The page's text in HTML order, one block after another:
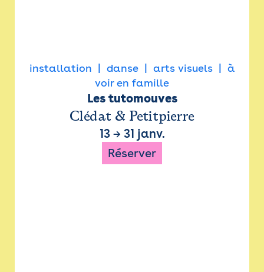
installation danse arts visuels
à
voir en famille
Les tutomouves
Clédat & Petitpierre
13→ 31 janv.
Réserver